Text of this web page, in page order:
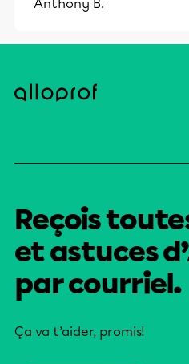
Anthony B.
Reçois
et astuces
par courriel.
Ça va t’aider, promis!